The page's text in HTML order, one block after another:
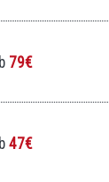
79€
47€